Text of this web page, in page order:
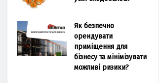
Як безпечно
орендувати
приміщення для
бізнесу та мінімізувати
можливі ризики?